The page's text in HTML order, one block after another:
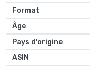
Format
Âge
Pays d'origine
ASIN